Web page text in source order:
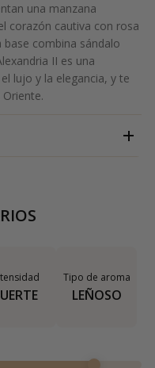
una manzana
corazón cautiva con rosa
base combina sándalo
II es una
lujo y la elegancia, y te
Tipo de aroma
LEÑOSO